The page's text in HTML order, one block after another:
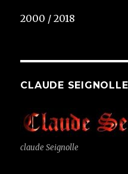
2000 / 2018
CLAUDE
claude Seignolle